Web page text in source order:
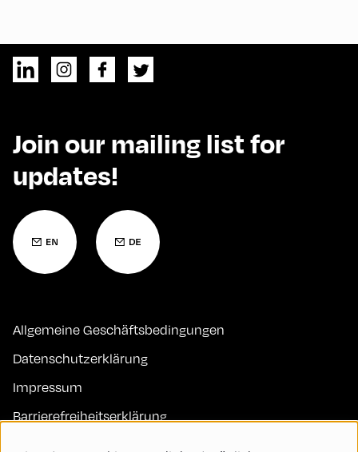
Join our mailing list for
updates!
Allgemeine Geschäftsbedingungen
Datenschutzerklärung
Impressum
Barrierefreiheitserklärung